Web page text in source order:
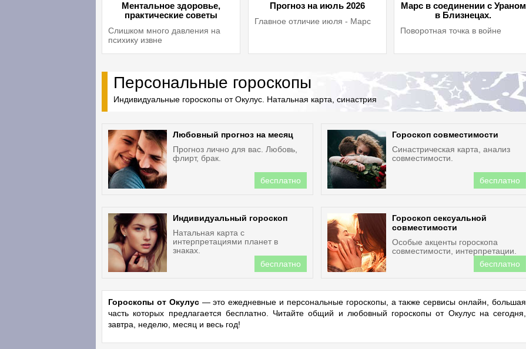
Ментальное здоровье,
практические советы
Слишком много давления на
психику извне
Прогноз на июль 2026
Главное отличие июля - Марс
Марс в соединении с Ураном
в Близнецах.
Поворотная точка в войне
Персональные гороскопы
Индивидуальные гороскопы от Окулус. Натальная карта, синастрия
Любовный прогноз на месяц
Прогноз лично для вас. Любовь,
флирт, брак.
бесплатно
Гороскоп совместимости
Синастрическая карта, анализ
совместимости.
бесплатно
Индивидуальный гороскоп
Натальная карта с
интерпретациями планет в
знаках.
бесплатно
Гороскоп сексуальной
совместимости
Особые акценты гороскопа
совместимости, интерпретации.
бесплатно
Гороскопы от Окулус— это ежедневные и персональные гороскопы, а также сервисы онлайн, большая
часть которых предлагается бесплатно. Читайте общий и любовный гороскопы от Окулус на сегодня,
завтра, неделю, месяц и весь год!